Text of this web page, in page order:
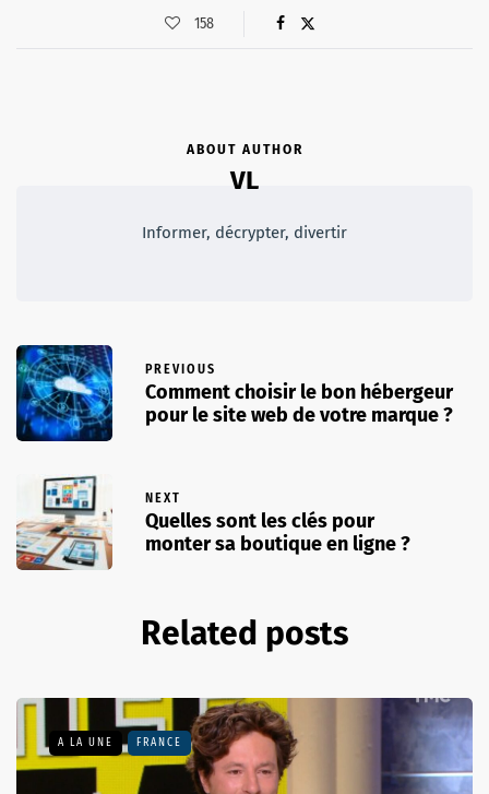
158
ABOUT AUTHOR
VL
Informer, décrypter, divertir
PREVIOUS
Comment choisir le bon hébergeur
pour le site web de votre marque ?
NEXT
Quelles sont les clés pour
monter sa boutique en ligne ?
Related posts
A LA UNE FRANCE